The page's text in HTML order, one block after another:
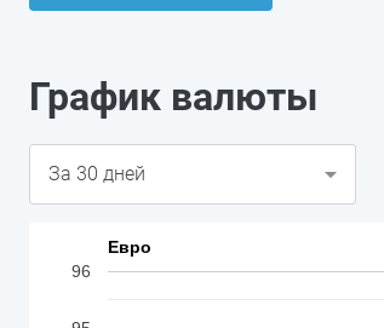
График валюты
Евро
96